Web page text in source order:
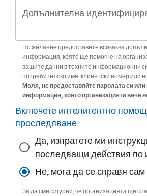
По желание предоставете всякаква
информация, която ще помогне на
вашите данни в техните информационни
потребителско име, клиентски номер или
Моля, не предоставяйте паролата си или
информация, която организацията вече
Включете интелигентно
проследяване
Да, изпратете ми
последващи действия по
Не, мога да се справя сам
За да сме сигурни, че организацията ще